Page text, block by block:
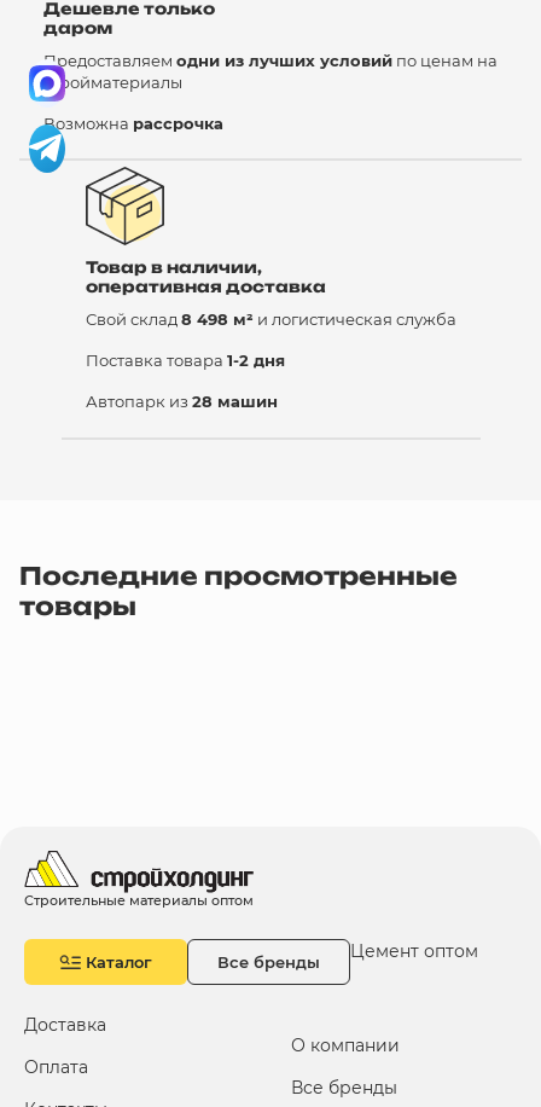
Дешевле только
даром
Предоставляем одни из лучших условий по ценам на
стройматериалы
Возможна рассрочка
Товар в наличии,
оперативная доставка
Свой склад 8 498 м² и логистическая служба
Поставка товара 1-2 дня
Автопарк из 28 машин
Последние просмотренные
товары
Строительные материалы оптом
Каталог Все бренды Цемент оптом
Доставка
Оплата
О компании
Все бренды